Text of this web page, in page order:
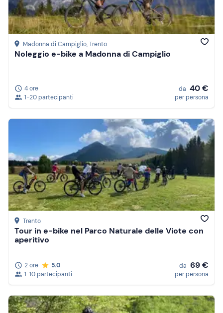
Madonna di Campiglio, Trento
Noleggio e-bike a Madonna di Campiglio
4 ore
1-20 partecipanti
da 40 €
per persona
Trento
Tour in e-bike nel Parco Naturale delle Viote con
aperitivo
2 ore
5.0
1-10 partecipanti
da 69 €
per persona